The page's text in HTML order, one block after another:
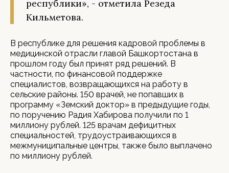
республики», - отметила Резеда
Кильметова.
В республике для решения кадровой проблемы в
медицинской отрасли главой Башкортостана в
прошлом году был принят ряд решений. В
частности, по финансовой поддержке
специалистов, возвращающихся на работу в
сельские районы. 150 врачей, не попавших в
программу «Земский доктор» в предыдущие годы,
по поручению Радия Хабирова получили по 1
миллиону рублей. 125 врачам дефицитных
специальностей, трудоустраивающихся в
межмуниципальные центры, также было выплачено
по миллиону рублей.